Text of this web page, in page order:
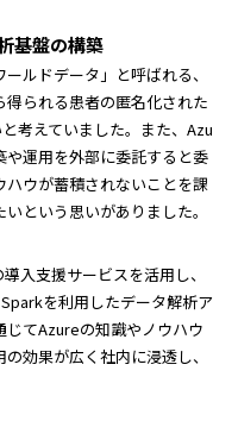
基盤の構築
ルドデータ」と呼ばれる、
られる患者の匿名化された
考えていました。また、Azu
運用を外部に委託すると委
ウが蓄積されないことを課
という思いがありました。
入支援サービスを活用し、
を利用したデータ解析ア
てAzureの知識やノウハウ
効果が広く社内に浸透し、